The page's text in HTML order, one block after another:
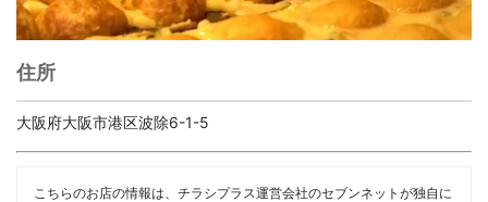
住所
大阪府大阪市港区波除6-1-5
こちらのお店の情報は、チラシプラス運営会社のセブンネットが独自に